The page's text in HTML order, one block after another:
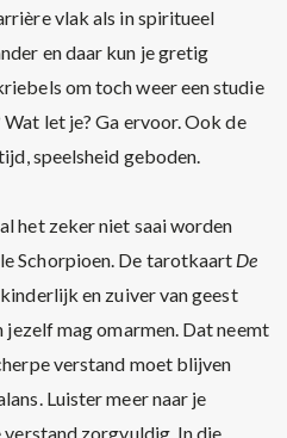
vlak als in spiritueel
en daar kun je gretig
om toch weer een studie
let je? Ga ervoor. Ook de
speelsheid geboden.
het zeker niet saai worden
Schorpioen. De tarotkaart De
en zuiver van geest
jezelf mag omarmen. Dat neemt
verstand moet blijven
Luister meer naar je
zorgvuldig. In die